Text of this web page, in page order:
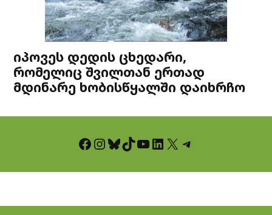
იპოვეს დედის ცხედარი,
რომელიც შვილთან ერთად
მდინარე ხობისწყალში დაიხრჩო
Facebook InstagramBluesky TikTok YouTube LinkedIn X Telegram